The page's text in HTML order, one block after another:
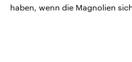
haben, wenn die Magnolien